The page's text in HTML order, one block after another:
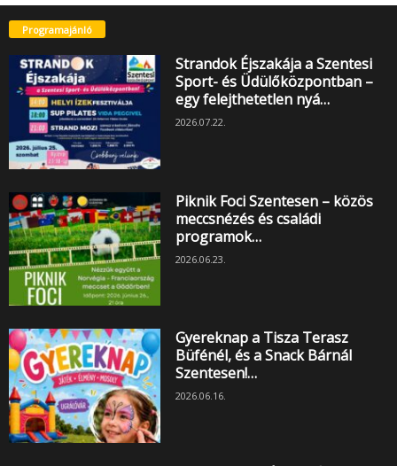
Programajánló
Strandok Éjszakája a Szentesi
Sport- és Üdülőközpontban –
egy felejthetetlen nyá…
2026.07.22.
Piknik Foci Szentesen – közös
meccsnézés és családi
programok…
2026.06.23.
Gyereknap a Tisza Terasz
Büfénél, és a Snack Bárnál
Szentesen!…
2026.06.16.